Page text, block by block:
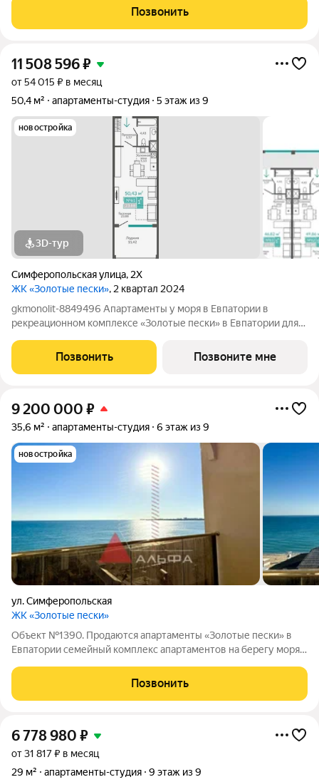
и вы на пляже! Добро пожаловать в «Золотые Пески» уютный
семейный комплекс на
Позвонить
11 508 596₽
от 54 015 ₽ в месяц
50,4 м²
апартаменты-студия 5 этаж из 9
новостройка
3D-тур
Симферопольская улица, 2Х
ЖК «Золотые пески», 2 квартал 2024
gkmonolit-8849496 Апартаменты у моря в Евпатории в
рекреационном комплексе «Золотые пески» в Евпатории для
ОГРАНИЧЕНО! Ввод в эксплуатацию - II кв. 2027 О
КОМПЛЕКСЕ. Комплекс апартаментов «Золотые пески» -
Позвонить Позвоните мне
9 200 000 ₽
35,6 м² апартаменты-студия 6 этаж из 9
новостройка
ул. Симферопольская
ЖК «Золотые пески»
Объект №1390. Продаются апартаменты «Золотые пески» в
Евпатории семейный комплекс апартаментов на берегу моря с
курортного города. Панорамный вид на море из окон
апартаментов, мягкий климат и
Позвонить
6 778 980 ₽
от 31 817 ₽ в месяц
29 м²
апартаменты-студия 9 этаж из 9